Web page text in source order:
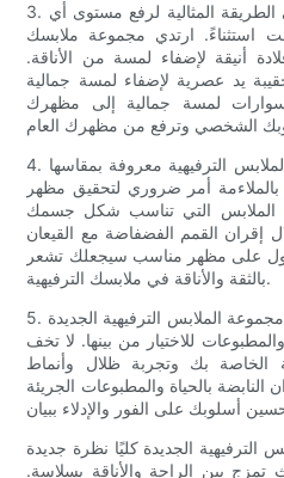
3. الإكسسوارات: الإكسسوارات هي الطريقة المثالية لرفع مستوى أي
استثناءً. ارتدي مجموعة ملابسك
أنيقة لإضفاء لمسة من الأناقة.
يد عصرية لإضفاء لمسة جمالية
لمسة جمالية إلى مظهرك
4. انتبه إلى الملاءمة: في حين أن الملابس الترفيهية معروفة بمقاسها
بالملاءمة أمر ضروري لتحقيق مظهر
الملابس التي تناسب شكل جسمك
القمم الفضفاضة مع القيعان
على مظهر مناسب سيجعلك تشعر
بالثقة والأناقة في ملابسك الترفيهية.
5. تجربة الألوان والمطبوعات: توفر مجموعة الملابس الترفيهية الجديدة
للاختيار من بينها. لا تخف
بك وتجربة ظلال وأنماط
بالحياة والمطبوعات الجريئة
الترفيهية الجديدة كليًا نظرة جديدة
بين الراحة والأناقة بسلاسة.